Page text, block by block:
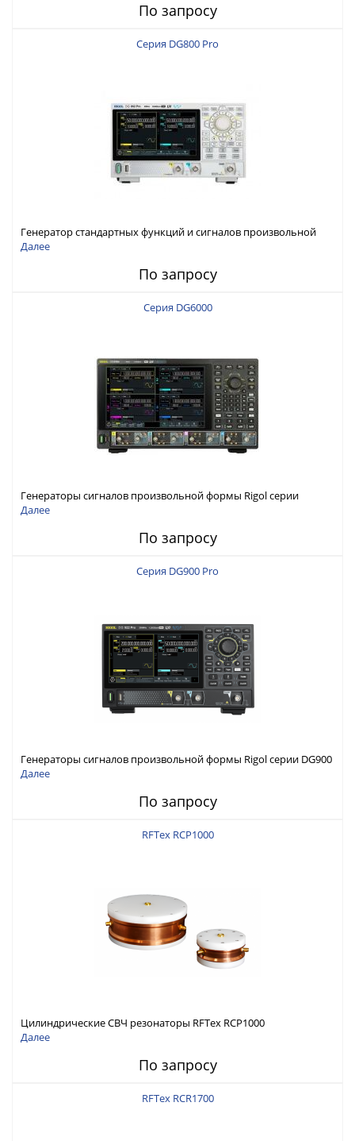
По запросу
Серия DG800 Pro
Генератор стандартных функций и сигналов произвольной
формы Rigol серии DG800 Pro, до 50 МГц
Далее
По запросу
Серия DG6000
Генераторы сигналов произвольной формы Rigol серии
DG6000 до 500 МГц или до 1 ГГц
Далее
По запросу
Серия DG900 Pro
Генераторы сигналов произвольной формы Rigol серии DG900
Pro с максимальной частотой 200 МГц
Далее
По запросу
RFTex RCP1000
Цилиндрические СВЧ резонаторы RFTex RCP1000
Далее
По запросу
RFTex RCR1700